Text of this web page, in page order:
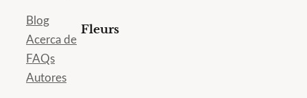
Blog
Acerca de
FAQs
Autores
Fleurs